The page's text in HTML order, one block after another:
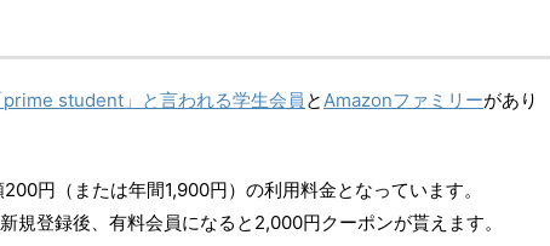
prime student」と言われる学生会員 とAmazonファミリーがあり
円（または年間1,900円）の利用料金となっています。
登録後、有料会員になると2,000円クーポンが貰えます。